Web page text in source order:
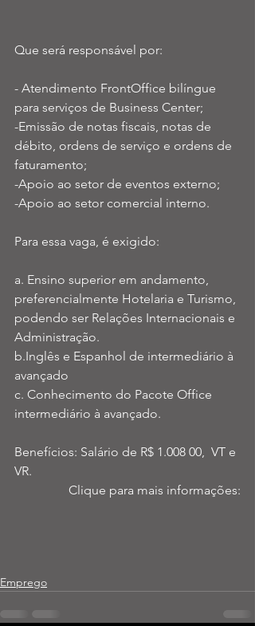
Que será responsável por:
- Atendimento FrontOffice bilíngue
para serviços de Business Center;
-Emissão de notas fiscais, notas de
débito, ordens de serviço e ordens de
faturamento;
-Apoio ao setor de eventos externo;
-Apoio ao setor comercial interno.
Para essa vaga, é exigido:
a. Ensino superior em andamento,
preferencialmente Hotelaria e Turismo,
podendo ser Relações Internacionais e
Administração.
b.Inglês e Espanhol de intermediário à
avançado
c. Conhecimento do Pacote Office
intermediário à avançado.
Benefícios: Salário de R$ 1.008 00,  VT e
VR.
Clique para mais informações:
Emprego